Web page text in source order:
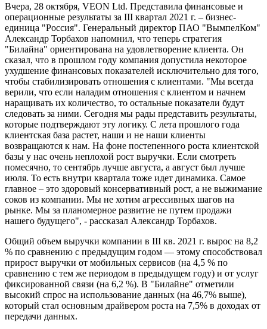
Вчера, 28 октября, VEON Ltd. Представила финансовые и
операционные результаты за III квартал 2021 г. – бизнес-
единица "Россия". Генеральный директор ПАО "ВымпелКом"
Александр Торбахов напомнил, что теперь стратегия
"Билайна" ориентирована на удовлетворение клиента. Он
сказал, что в прошлом году компания допустила некоторое
ухудшение финансовых показателей исключительно для того,
чтобы стабилизировать отношения с клиентами. "Мы всегда
верили, что если наладим отношения с клиентом и начнем
наращивать их количество, то остальные показатели будут
следовать за ними. Сегодня мы рады представить результаты,
которые подтверждают эту логику. С лета прошлого года
клиентская база растет, наши и не наши клиенты
возвращаются к нам. На фоне постепенного роста клиентской
базы у нас очень неплохой рост выручки. Если смотреть
помесячно, то сентябрь лучше августа, а август был лучше
июля. То есть внутри квартала тоже идет динамика. Самое
главное – это здоровый консервативный рост, а не выжимание
соков из компании. Мы не хотим агрессивных шагов на
рынке. Мы за планомерное развитие не путем продажи
нашего будущего", - рассказал Александр Торбахов.
Общий объем выручки компании в III кв. 2021 г. вырос на 8,2
% по сравнению с предыдущим годом — этому способствовал
прирост выручки от мобильных сервисов (на 4,5 % по
сравнению с тем же периодом в предыдущем году) и от услуг
фиксированной связи (на 6,2 %). В "Билайне" отметили
высокий спрос на использование данных (на 46,7% выше),
который стал основным драйвером роста на 7,5% в доходах от
передачи данных.